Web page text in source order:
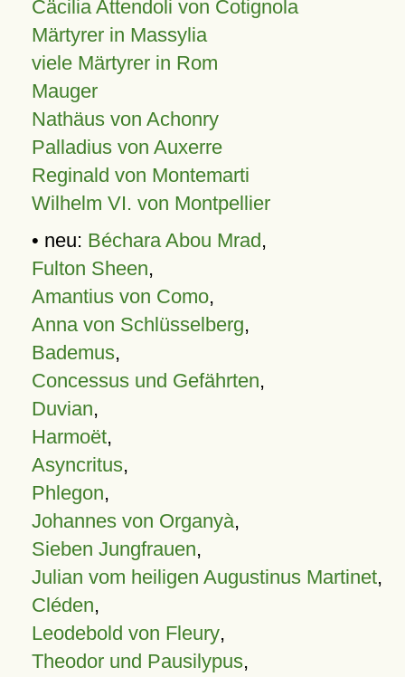
Cäcilia Attendoli von Cotignola
Märtyrer in Massylia
viele Märtyrer in Rom
Mauger
Nathäus von Achonry
Palladius von Auxerre
Reginald von Montemarti
Wilhelm VI. von Montpellier
• neu: Béchara Abou Mrad,
Fulton Sheen,
Amantius von Como,
Anna von Schlüsselberg,
Bademus,
Concessus und Gefährten,
Duvian,
Harmoët,
Asyncritus,
Phlegon,
Johannes von Organyà,
Sieben Jungfrauen,
Julian vom heiligen Augustinus Martinet,
Cléden,
Leodebold von Fleury,
Theodor und Pausilypus,